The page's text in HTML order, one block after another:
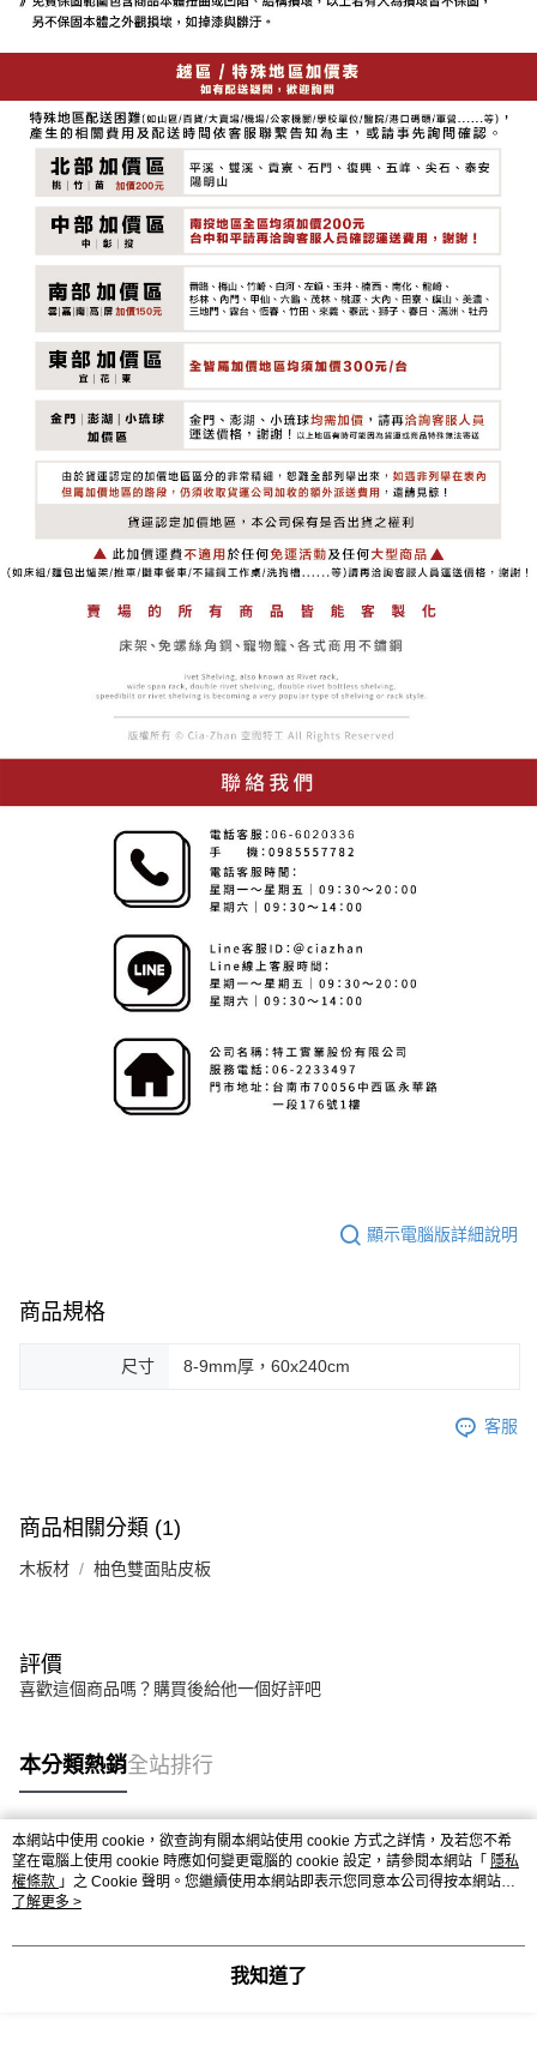
顯示電腦版詳細說明
商品規格
尺寸 8-9mm厚，60x240cm
客服
商品相關分類 (1)
木板材 柚色雙面貼皮板
評價
喜歡這個商品嗎？購買後給他一個好評吧
本分類熱銷全站排行
熱門標籤
本網站中使用 cookie，欲查詢有關本網站使用 cookie 方式之詳情，及若您不希
望在電腦上使用 cookie 時應如何變更電腦的 cookie 設定，請參閱本網站「 隱私
權條款 」之 Cookie 聲明。您繼續使用本網站即表示您同意本公司得按本網站使
用條款之 Cookie 聲明使用 cookie。
了解更多 >
我知道了